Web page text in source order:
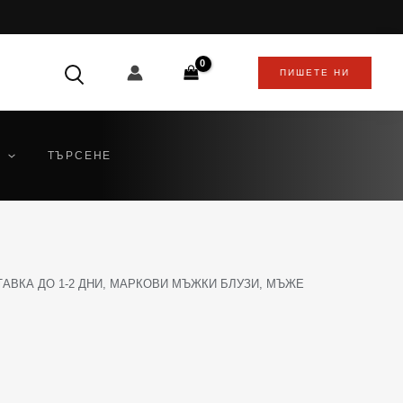
ПИШЕТЕ НИ
ТЪРСЕНЕ
ДО 1-2 ДНИ, МАРКОВИ МЪЖКИ БЛУЗИ, МЪЖЕ